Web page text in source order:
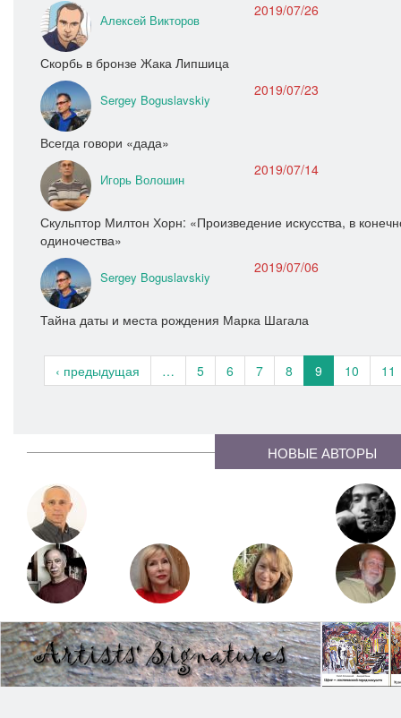
Алексей Викторов
2019/07/26
Скорбь в бронзе Жака Липшица
Sergey Boguslavskiy
2019/07/23
Всегда говори «дада»
Игорь Волошин
2019/07/14
Скульптор Милтон Хорн: «Произведение искусства, в
одиночества»
Sergey Boguslavskiy
2019/07/06
Тайна даты и места рождения Марка Шагала
‹ предыдущая … 5 6 7 8 9 10 11
НОВЫЕ АВТОРЫ